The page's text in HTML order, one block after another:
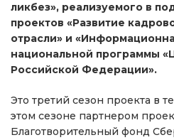
ликбез», реализуемого в
проектов «Развитие
отрасли» и
национальной программы
Российской Федерации».
Это третий сезон проекта в
этом сезоне партнером
Благотворительный фонд